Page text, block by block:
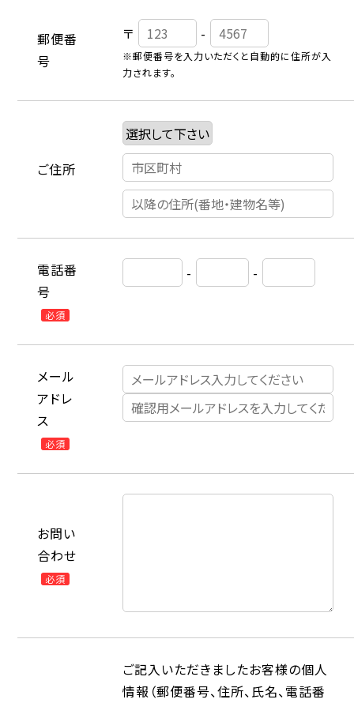
郵便番
号
〒 -
※郵便番号を入力いただくと自動的に住所が入
力されます。
ご住所
電話番
号
必須
- -
メール
アドレ
ス
必須
お問い
合わせ
必須
ご記入いただきましたお客様の個人
情報（郵便番号、住所、氏名、電話番